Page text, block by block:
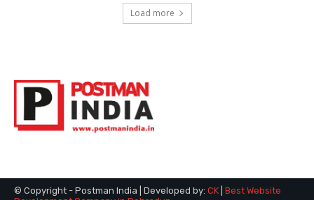
Load more
© Copyright - Postman India | Developed by: CK Best Website